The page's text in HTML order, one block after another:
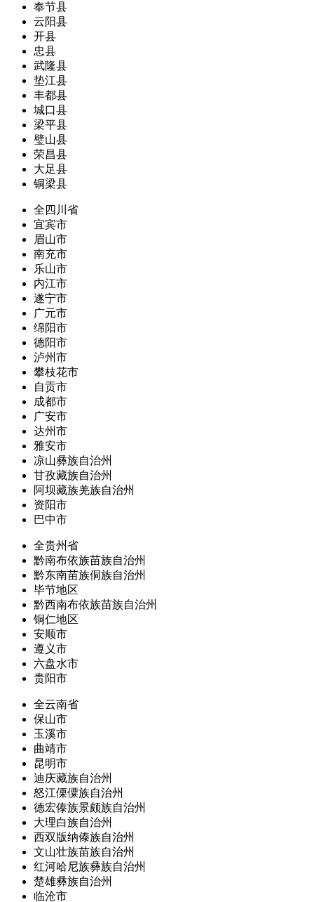
奉节县
云阳县
开县
忠县
武隆县
垫江县
丰都县
城口县
梁平县
璧山县
荣昌县
大足县
铜梁县
全四川省
宜宾市
眉山市
南充市
乐山市
内江市
遂宁市
广元市
绵阳市
德阳市
泸州市
攀枝花市
自贡市
成都市
广安市
达州市
雅安市
凉山彝族自治州
甘孜藏族自治州
阿坝藏族羌族自治州
资阳市
巴中市
全贵州省
黔南布依族苗族自治州
黔东南苗族侗族自治州
毕节地区
黔西南布依族苗族自治州
铜仁地区
安顺市
遵义市
六盘水市
贵阳市
全云南省
保山市
玉溪市
曲靖市
昆明市
迪庆藏族自治州
怒江傈僳族自治州
德宏傣族景颇族自治州
大理白族自治州
西双版纳傣族自治州
文山壮族苗族自治州
红河哈尼族彝族自治州
楚雄彝族自治州
临沧市